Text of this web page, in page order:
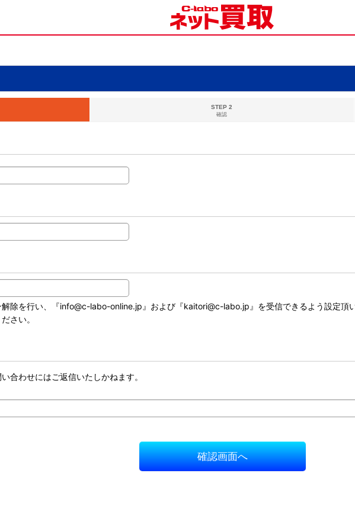
STEP 2
確認
解除を行い、『info@c-labo-online.jp』および『kaitori@c-labo.jp』を受信できるよう設定頂
さい。
合わせにはご返信いたしかねます。
確認画面へ